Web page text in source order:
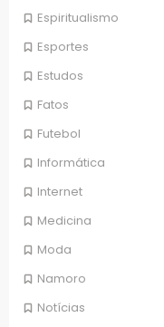
Espiritualismo
Esportes
Estudos
Fatos
Futebol
Informática
Internet
Medicina
Moda
Namoro
Notícias